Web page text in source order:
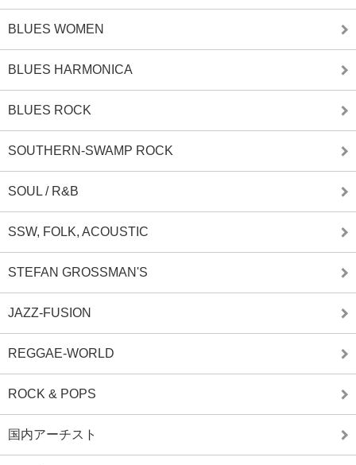
BLUES WOMEN
BLUES HARMONICA
BLUES ROCK
SOUTHERN-SWAMP ROCK
SOUL / R&B
SSW, FOLK, ACOUSTIC
STEFAN GROSSMAN'S
JAZZ-FUSION
REGGAE-WORLD
ROCK & POPS
国内アーチスト